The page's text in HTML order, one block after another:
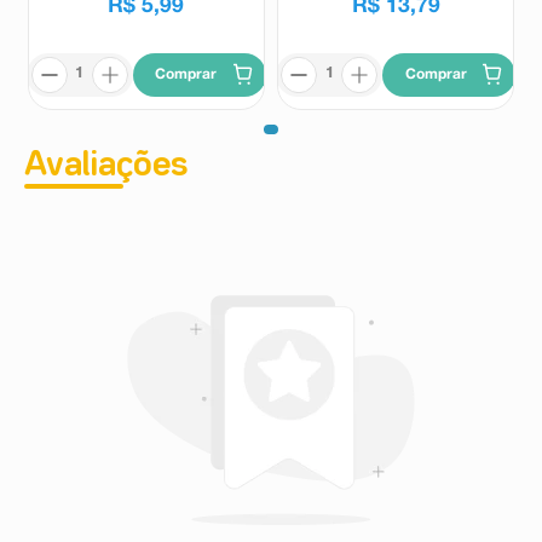
R$ 5,99
Comprar
R$ 13,79
Comprar
Avaliações